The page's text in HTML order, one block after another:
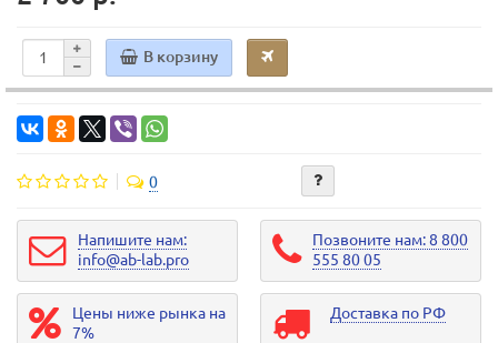
В корзину
0
Напишите нам:
info@ab-lab.pro
Позвоните нам: 8 800
555 80 05
Цены ниже рынка на
7%
Доставка по РФ